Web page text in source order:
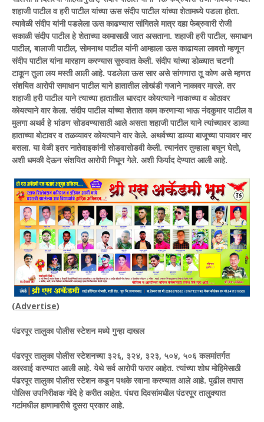
शहाजी पाटील व हरी पाटील यांच्या ऊस संदीप पाटील यांच्या शेतामध्ये पडला होता.
त्यावेळी संदीप यांनी पडलेला ऊस काढण्यास सांगितले मात्र दहा फेब्रुवारी रोजी
सकाळी संदीप पाटील हे शेताच्या कामासाठी जात असताना. शहाजी हरी पाटील, समाधान
पाटील, बालाजी पाटील, सोमनाथ पाटील यांनी आम्हाला ऊस काढायला लावतो म्हणून
संदीप पाटील यांना मारहाण करण्यास सुरुवात केली. संदीप यांच्या डोळ्यात चटणी
टाकून तुला लय मस्ती आली आहे. पडलेला ऊस सार असे सांगणारा तू कोण असे म्हणत
संशयित आरोपी समाधान पाटील याने हातातील लोखंडी गजाने नाकावर मारले. तर
शहाजी हरी पाटील याने त्याच्या हातातील धारदार कोयत्याने नाकाच्या व ओठावर
कोयत्याने वार केला. संदीप पाटील यांच्या शेतात काम करणाऱ्या भाऊ नंदकुमार पाटील व
मुलगा अथर्व हे भांडण सोडवण्यासाठी आले असता शहाजी पाटील याने त्यांच्यावर डाव्या
हाताच्या बोटावर व तळव्यावर कोयत्याने वार केले. अथर्वच्या डाव्या बाजूच्या पायावर मार
बसला. या वेळी इतर नातेवाइकांनी सोडवासोडवी केली. त्यानंतर तुम्हाला बघून घेतो,
अशी धमकी देऊन संशयित आरोपी निघून गेले. अशी फिर्याद देण्यात आली आहे.
(Advertise)
पंढरपूर तालुका पोलीस स्टेशन मध्ये गुन्हा दाखल
पंढरपूर तालुका पोलीस स्टेशनच्या ३२६, ३२४, ३२३, ५०४, ५०६ कलमांतर्गत
कारवाई करण्यात आली आहे. येथे सर्व आरोपी फरार आहेत. त्यांच्या शोध मोहिमेसाठी
पंढरपूर तालुका पोलीस स्टेशन कडून पथके रवाना करण्यात आले आहे. पुढील तपास
पोलिस उपनिरीक्षक गोंदे हे करीत आहेत. पंधरा दिवसांमधील पंढरपूर तालुक्यात
गटांमधील हाणामारीचे दुसरा प्रकार आहे.